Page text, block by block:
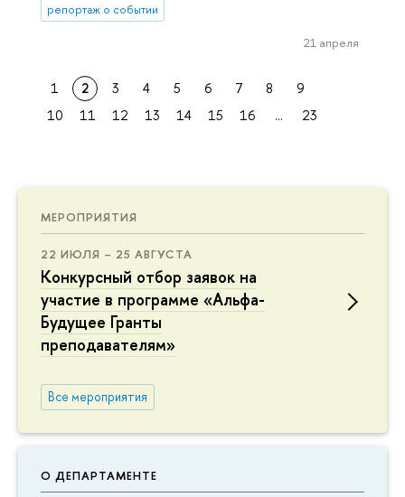
МЕРОПРИЯТИЯ
22 ИЮЛЯ – 25 АВГУСТА
Конкурсный отбор заявок на
участие в программе «Альфа-
Будущее Гранты
преподавателям»
Все мероприятия
О ДЕПАРТАМЕНТЕ
репортаж о событии
21 апреля
1 2 3 4 5 6 7 8
9
10
11 12 13 14 15 16 ... 23